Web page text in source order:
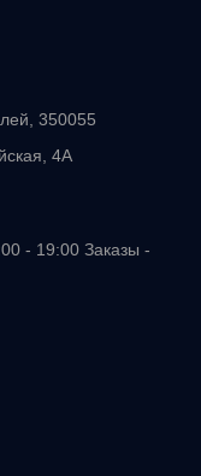
350055
4А
- 19:00 Заказы -